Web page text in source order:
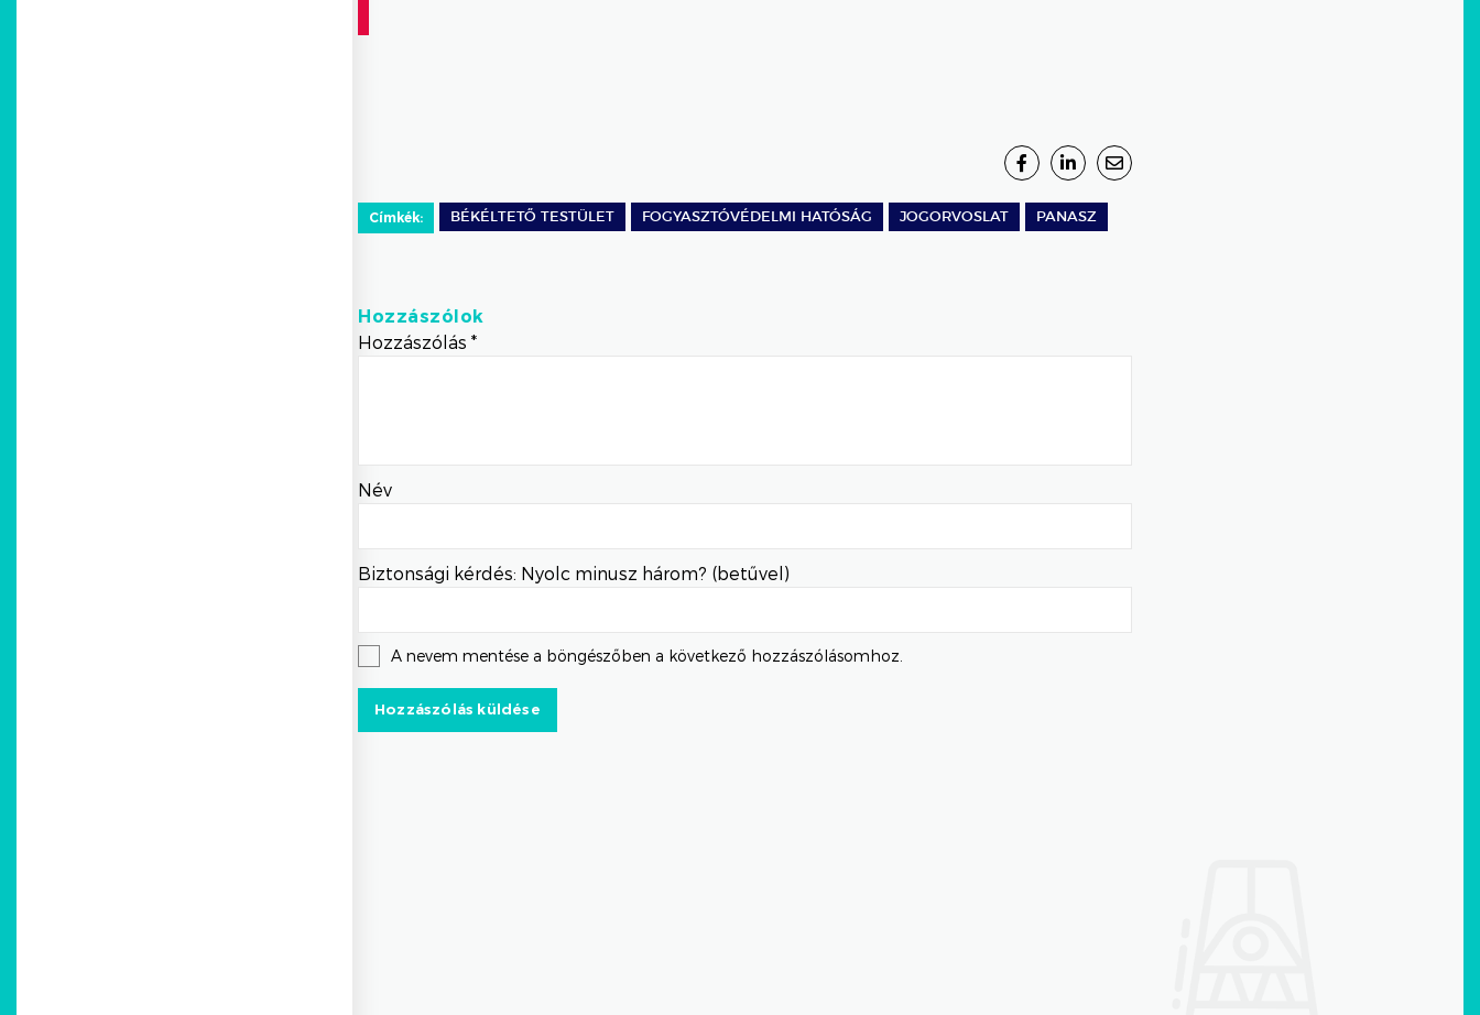
Címkék: BÉKÉLTETŐ TESTÜLET FOGYASZTÓVÉDELMI HATÓSÁG JOGORVOSLAT PANASZ
Hozzászólok
Hozzászólás *
Név
Biztonsági kérdés: Nyolc minusz három? (betűvel)
A nevem mentése a böngészőben a következő hozzászólásomhoz.